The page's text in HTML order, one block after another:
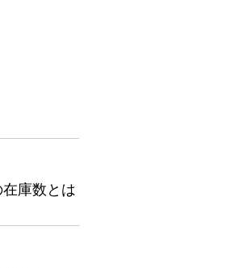
庫数とは